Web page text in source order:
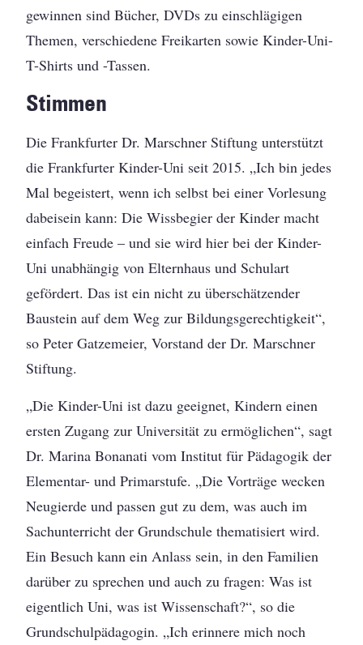
gewinnen sind Bücher, DVDs zu einschlägigen
Themen, verschiedene Freikarten sowie Kinder-Uni-
T-Shirts und -Tassen.
Stimmen
Die Frankfurter Dr. Marschner Stiftung unterstützt
die Frankfurter Kinder-Uni seit 2015. „Ich bin jedes
Mal begeistert, wenn ich selbst bei einer Vorlesung
dabeisein kann: Die Wissbegier der Kinder macht
einfach Freude – und sie wird hier bei der Kinder-
Uni unabhängig von Elternhaus und Schulart
gefördert. Das ist ein nicht zu überschätzender
Baustein auf dem Weg zur Bildungsgerechtigkeit“,
so Peter Gatzemeier, Vorstand der Dr. Marschner
Stiftung.
„Die Kinder-Uni ist dazu geeignet, Kindern einen
ersten Zugang zur Universität zu ermöglichen“, sagt
Dr. Marina Bonanati vom Institut für Pädagogik der
Elementar- und Primarstufe. „Die Vorträge wecken
Neugierde und passen gut zu dem, was auch im
Sachunterricht der Grundschule thematisiert wird.
Ein Besuch kann ein Anlass sein, in den Familien
darüber zu sprechen und auch zu fragen: Was ist
eigentlich Uni, was ist Wissenschaft?“, so die
Grundschulpädagogin. „Ich erinnere mich noch